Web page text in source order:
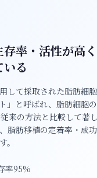
率・活性が高
る
して採取された脂肪細
」と呼ばれ、脂肪細胞
来の方法と比較して著
脂肪移植の定着率・成
。
率95%